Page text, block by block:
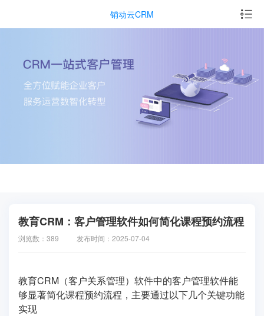
销动云CRM
教育CRM：客户管理软件如何简化课程预约流程
浏览数：389 发布时间：2025-07-04
教育CRM（客户关系管理）软件中的客户管理软件能
够显著简化课程预约流程，主要通过以下几个关键功能
实现